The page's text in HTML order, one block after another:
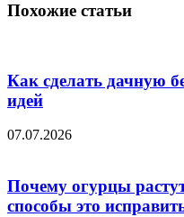
Похожие статьи
Как сделать дачную
идей
07.07.2026
Почему огурцы
способы это